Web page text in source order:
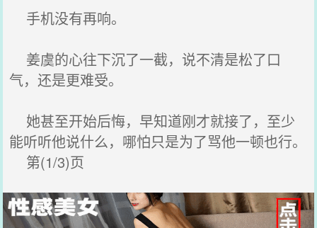
手机没有再响。
姜虞的心往下沉了一截，说不清是松了口
气，还是更难受。
她甚至开始后悔，早知道刚才就接了，至少
能听听他说什么，哪怕只是为了骂他一顿也行。
第(1/3)页